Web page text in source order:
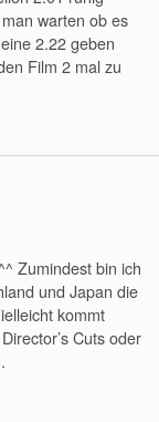
warten ob es
2.22 geben
Film 2 mal zu
Zumindest bin ich
und Japan die
kommt
Cuts oder